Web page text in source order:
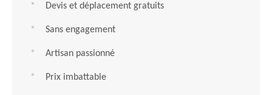
Devis et déplacement gratuits
Sans engagement
Artisan passionné
Prix imbattable